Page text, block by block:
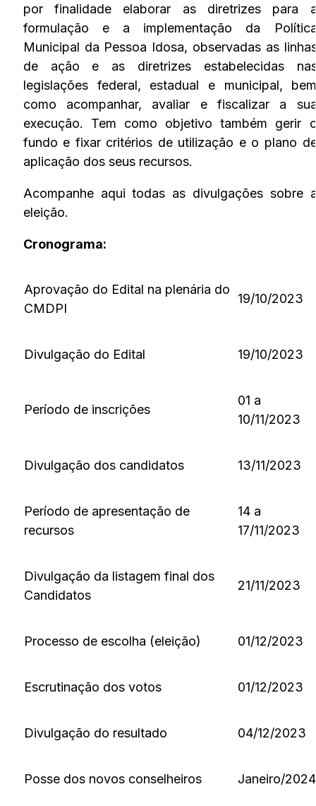
por finalidade elaborar as diretrizes para
formulação e a implementação da
Municipal da Pessoa Idosa, observadas as
de ação e as diretrizes estabelecidas
legislações federal, estadual e municipal,
como acompanhar, avaliar e fiscalizar a
execução. Tem como objetivo também gerir
fundo e fixar critérios de utilização e o plano
aplicação dos seus recursos.
Acompanhe aqui todas as divulgações sobre
eleição.
Cronograma:
Aprovação do Edital na plenária do
CMDPI
19/10/2023
Divulgação do Edital 19/10/2023
Período de inscrições
01 a
10/11/2023
Divulgação dos candidatos 13/11/2023
Período de apresentação de
recursos
14 a
17/11/2023
Divulgação da listagem final dos
Candidatos
21/11/2023
Processo de escolha (eleição) 01/12/2023
Escrutinação dos votos 01/12/2023
Divulgação do resultado 04/12/2023
Posse dos novos conselheiros Janeiro/2024